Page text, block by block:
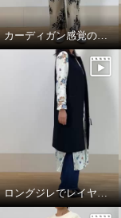
カーディガン感覚のコート
ロングジレでレイヤードスタイル